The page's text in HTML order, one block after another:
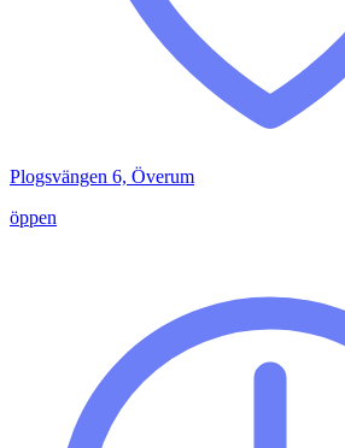
Plogsvängen 6, Överum
öppen